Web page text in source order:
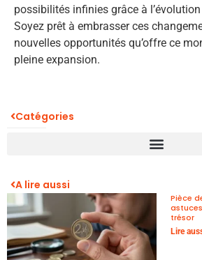
possibilités infinies grâce à
Soyez prêt à embrasser ces
nouvelles opportunités qu’offre ce
pleine expansion.
Catégories
A lire aussi
Pièce
trésor
Lire